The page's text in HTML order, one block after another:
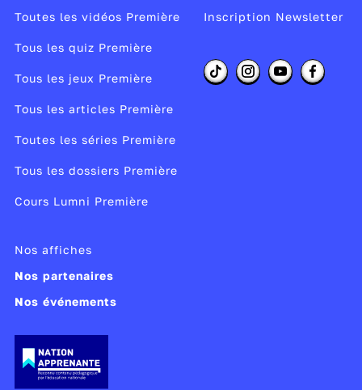
Toutes les vidéos Première
Tous les quiz Première
Tous les jeux Première
Tous les articles Première
Toutes les séries Première
Tous les dossiers Première
Cours Lumni Première
Inscription Newsletter
Nos affiches
Nos partenaires
Nos événements